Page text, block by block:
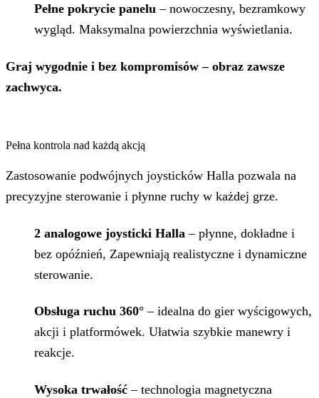
Pełne pokrycie panelu – nowoczesny, bezramkowy
wygląd. Maksymalna powierzchnia wyświetlania.
Graj wygodnie i bez kompromisów – obraz zawsze
zachwyca.
Pełna kontrola nad każdą akcją
Zastosowanie podwójnych joysticków Halla pozwala na
precyzyjne sterowanie i płynne ruchy w każdej grze.
2 analogowe joysticki Halla – płynne, dokładne i
bez opóźnień, Zapewniają realistyczne i dynamiczne
sterowanie.
Obsługa ruchu 360° – idealna do gier wyścigowych,
akcji i platformówek. Ułatwia szybkie manewry i
reakcje.
Wysoka trwałość – technologia magnetyczna